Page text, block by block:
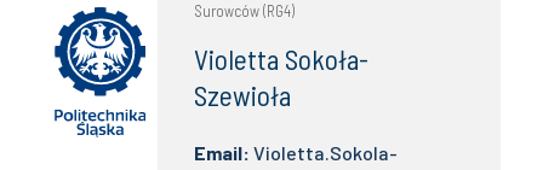
Surowców (RG4)
Violetta Sokoła-
Szewioła
Email: Violetta.Sokola-